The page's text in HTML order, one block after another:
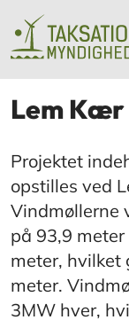
Lem Kær
Projektet
opstilles ved
Vindmøllerne
på 93,9
meter, hvilket
meter.
3MW hver,